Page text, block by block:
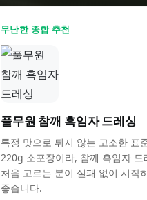
무난한 종합 추천
풀무원 참깨 흑임자 드레싱
특정 맛으로 튀지 않는 고소한 표
220g 소포장이라, 참깨 흑임자 드
처음 고르는 분이 실패 없이 시작
좋습니다.